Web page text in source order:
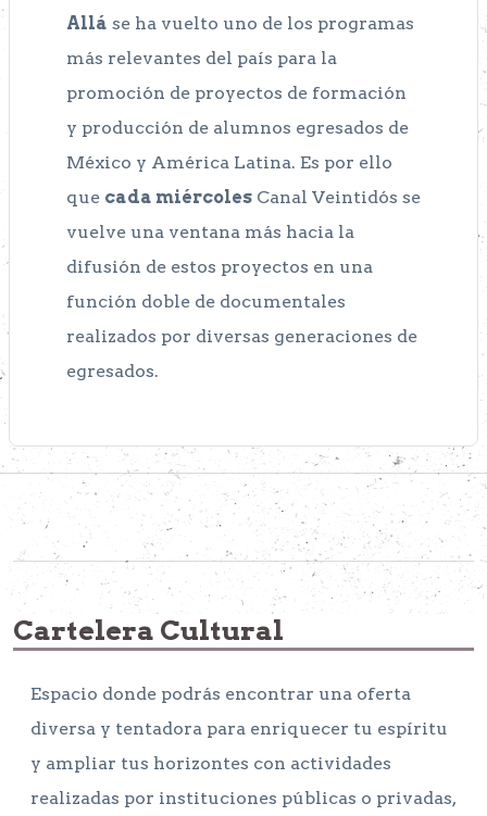
Allá se ha vuelto uno de los programas
más relevantes del país para la
promoción de proyectos de formación
y producción de alumnos egresados de
México y América Latina. Es por ello
que cada miércoles Canal Veintidós se
vuelve una ventana más hacia la
difusión de estos proyectos en una
función doble de documentales
realizados por diversas generaciones de
egresados.
Cartelera Cultural
Espacio donde podrás encontrar una oferta
diversa y tentadora para enriquecer tu espíritu
y ampliar tus horizontes con actividades
realizadas por instituciones públicas o privadas,